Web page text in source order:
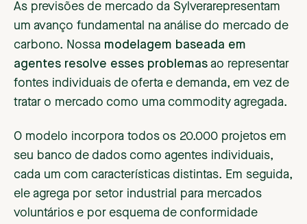
As previsões de mercado da Sylverarepresentam
um avanço fundamental na análise do mercado de
carbono. Nossa modelagem baseada em
agentes resolve esses problemas ao representar
fontes individuais de oferta e demanda, em vez de
tratar o mercado como uma commodity agregada.
O modelo incorpora todos os 20.000 projetos em
seu banco de dados como agentes individuais,
cada um com características distintas. Em seguida,
ele agrega por setor industrial para mercados
voluntários e por esquema de conformidade